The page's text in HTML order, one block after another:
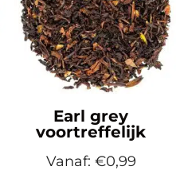
Earl grey
voortreffelijk
Vanaf: €0,99